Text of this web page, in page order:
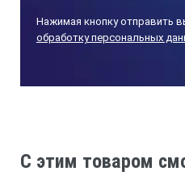
Нажимая кнопку отправить
обработку персональных
C этим товаром